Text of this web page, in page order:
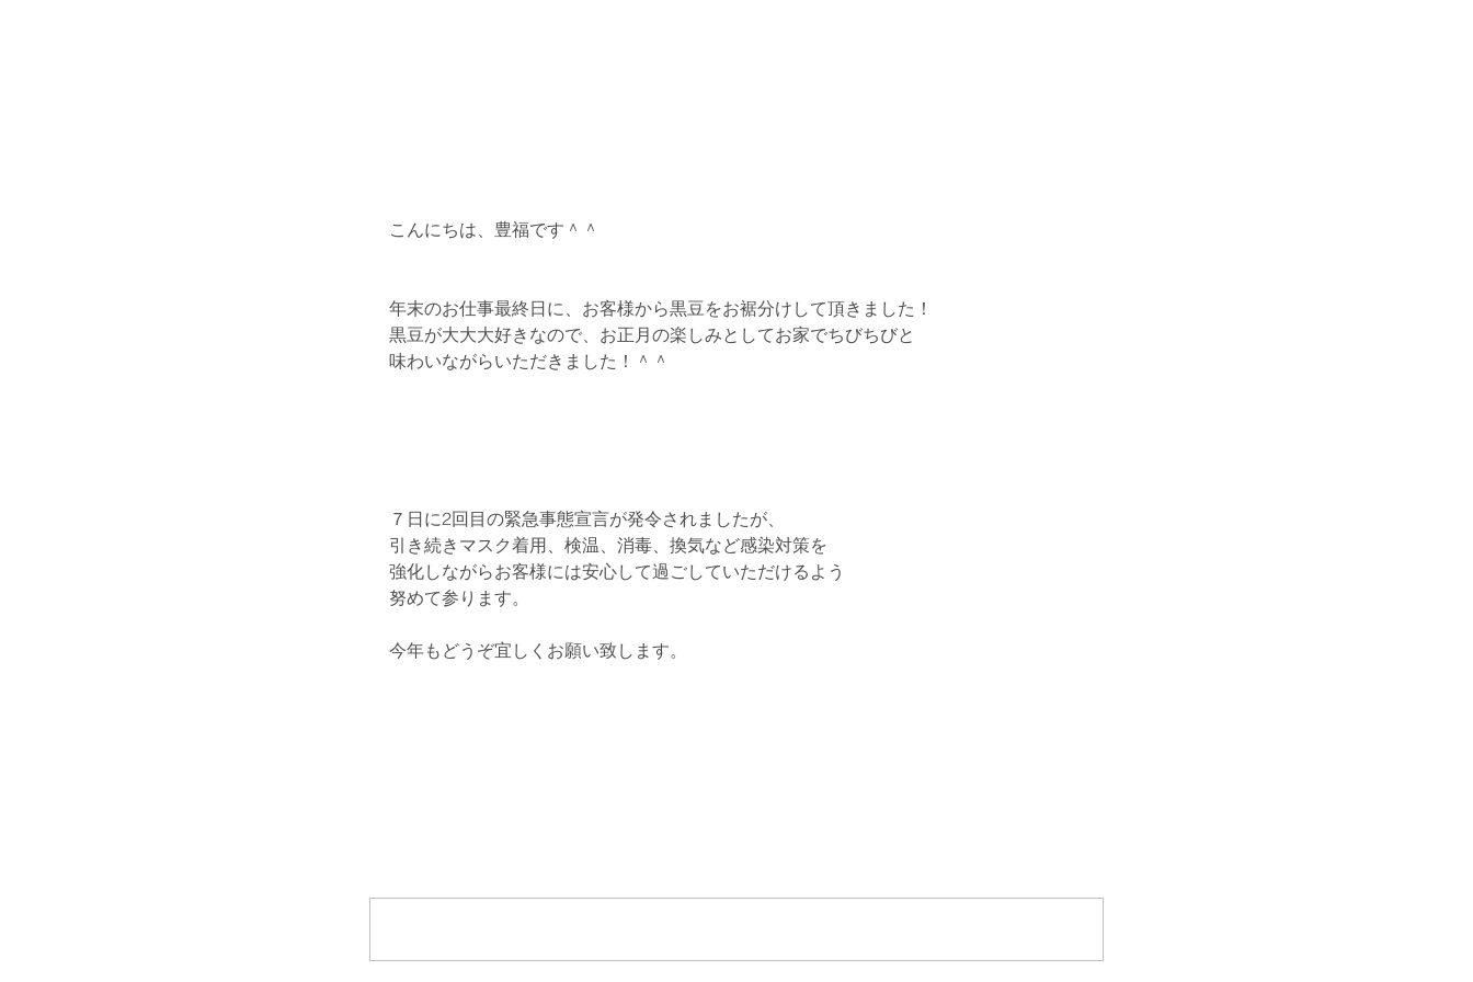
こんにちは、豊福です＾＾
年末のお仕事最終日に、お客様から黒豆をお裾分けして頂きました！
黒豆が大大大好きなので、お正月の楽しみとしてお家でちびちびと
味わいながらいただきました！＾＾
７日に2回目の緊急事態宣言が発令されましたが、
引き続きマスク着用、検温、消毒、換気など感染対策を
強化しながらお客様には安心して過ごしていただけるよう
努めて参ります。
今年もどうぞ宜しくお願い致します。